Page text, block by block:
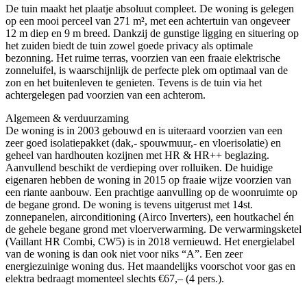
De tuin maakt het plaatje absoluut compleet. De woning is gelegen
op een mooi perceel van 271 m², met een achtertuin van ongeveer
12 m diep en 9 m breed. Dankzij de gunstige ligging en situering op
het zuiden biedt de tuin zowel goede privacy als optimale
bezonning. Het ruime terras, voorzien van een fraaie elektrische
zonneluifel, is waarschijnlijk de perfecte plek om optimaal van de
zon en het buitenleven te genieten. Tevens is de tuin via het
achtergelegen pad voorzien van een achterom.
Algemeen & verduurzaming
De woning is in 2003 gebouwd en is uiteraard voorzien van een
zeer goed isolatiepakket (dak,- spouwmuur,- en vloerisolatie) en
geheel van hardhouten kozijnen met HR & HR++ beglazing.
Aanvullend beschikt de verdieping over rolluiken. De huidige
eigenaren hebben de woning in 2015 op fraaie wijze voorzien van
een riante aanbouw. Een prachtige aanvulling op de woonruimte op
de begane grond. De woning is tevens uitgerust met 14st.
zonnepanelen, airconditioning (Airco Inverters), een houtkachel én
de gehele begane grond met vloerverwarming. De verwarmingsketel
(Vaillant HR Combi, CW5) is in 2018 vernieuwd. Het energielabel
van de woning is dan ook niet voor niks “A”. Een zeer
energiezuinige woning dus. Het maandelijks voorschot voor gas en
elektra bedraagt momenteel slechts €67,– (4 pers.).